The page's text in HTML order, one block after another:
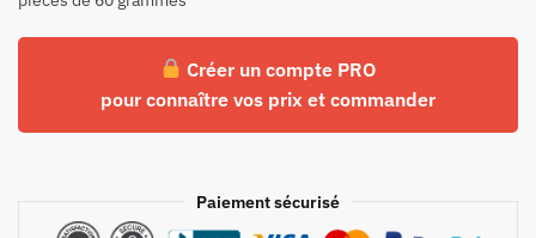
Créer un compte PRO
pour connaître vos prix et commander
Paiement sécurisé